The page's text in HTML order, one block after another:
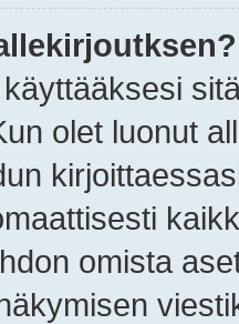
olet luonut
omista